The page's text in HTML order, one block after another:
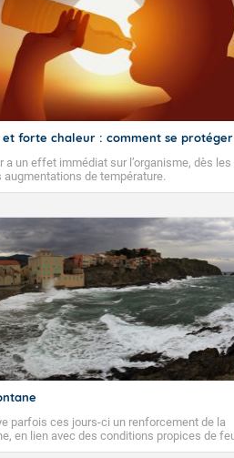
Fermer
et forte chaleur : comment se protéger
a un effet immédiat sur l’organisme, dès les
augmentations de température.
parfois ces jours-ci un renforcement de la
en lien avec des conditions propices de
qu'est-ce que la tramontane ? Quelles